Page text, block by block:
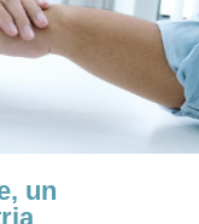
un